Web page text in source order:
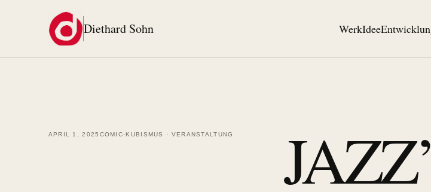
Diethard Sohn WerkIdee
APRIL 1, 2025 COMIC-KUBISMUS · VERANSTALTUNG